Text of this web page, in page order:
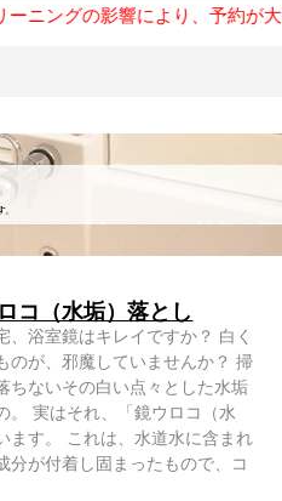
グの影響により、予約が大変
コ（水垢）落とし
、浴室鏡はキレイですか？ 白く
のが、邪魔していませんか？ 掃
ちないその白い点々とした水垢
。 実はそれ、「鏡ウロコ（水
ます。 これは、水道水に含まれ
分が付着し固まったもので、コ